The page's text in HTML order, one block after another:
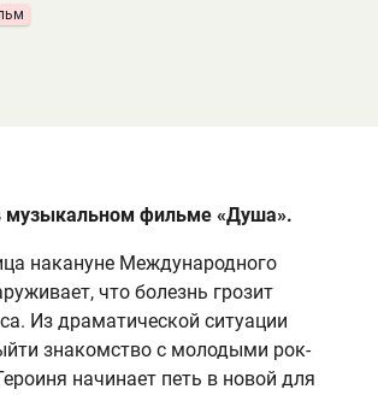
музыкальном фильме «Душа».
накануне Международного
что болезнь грозит
Из драматической ситуации
знакомство с молодыми рок-
начинает петь в новой для